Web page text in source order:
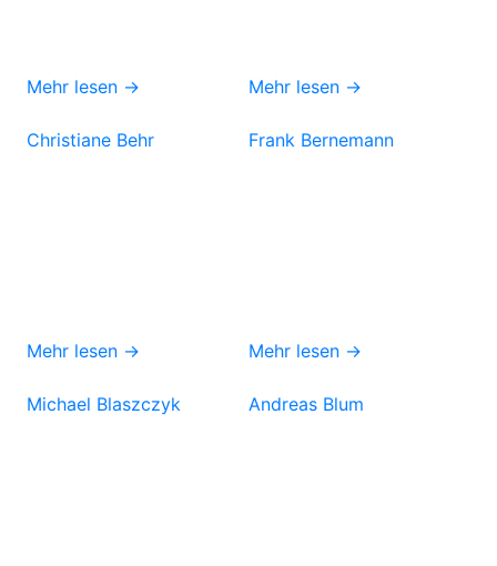
Mehr lesen → Mehr lesen →
Christiane Behr
Mehr lesen →
Frank Bernemann
Mehr lesen →
Michael Blaszczyk Andreas Blum